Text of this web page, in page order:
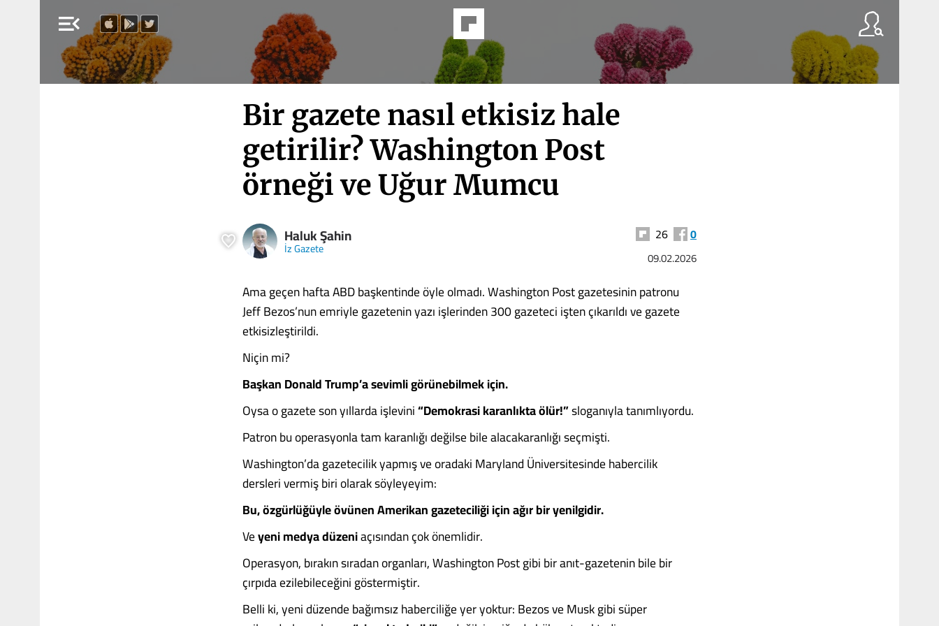
menu_open
Bir gazete nasıl etkisiz hale
getirilir? Washington Post
örneği ve Uğur Mumcu
Haluk Şahin
İz Gazete
26 0
09.02.2026
Ama geçen hafta ABD başkentinde öyle olmadı. Washington Post gazetesinin patronu
Jeff Bezos’nun emriyle gazetenin yazı işlerinden 300 gazeteci işten çıkarıldı ve gazete
etkisizleştirildi.
Niçin mi?
Başkan Donald Trump’a sevimli görünebilmek için.
Oysa o gazete son yıllarda işlevini“Demokrasi karanlıkta ölür!”sloganıyla tanımlıyordu.
Patron bu operasyonla tam karanlığı değilse bile alacakaranlığı seçmişti.
Washington’da gazetecilik yapmış ve oradaki Maryland Üniversitesinde habercilik
dersleri vermiş biri olarak söyleyeyim:
Bu, özgürlüğüyle övünen Amerikan gazeteciliği için ağır bir yenilgidir.
Veyeni medya düzeniaçısından çok önemlidir.
Operasyon, bırakın sıradan organları, Washington Post gibi bir anıt-gazetenin bile bir
çırpıda ezilebileceğini göstermiştir.
Belli ki, yeni düzende bağımsız haberciliğe yer yoktur: Bezos ve Musk gibi süper